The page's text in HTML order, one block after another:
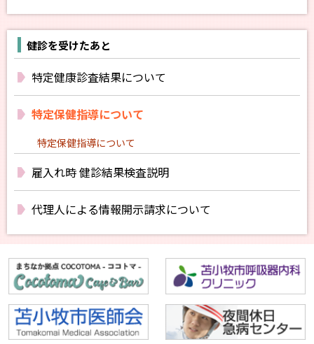
健診を受けたあと
特定健康診査結果について
特定保健指導について
特定保健指導について
雇入れ時 健診結果検査説明
代理人による情報開示請求について